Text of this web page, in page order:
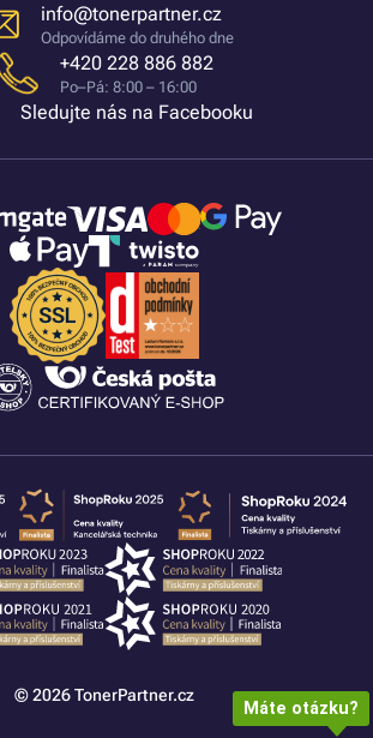
info@tonerpartner.cz
Odpovídáme do druhého dne
+420 228 886 882
Po–Pá: 8:00 – 16:00
Sledujte nás na Facebooku
© 2026 TonerPartner.cz
Máte otázku?